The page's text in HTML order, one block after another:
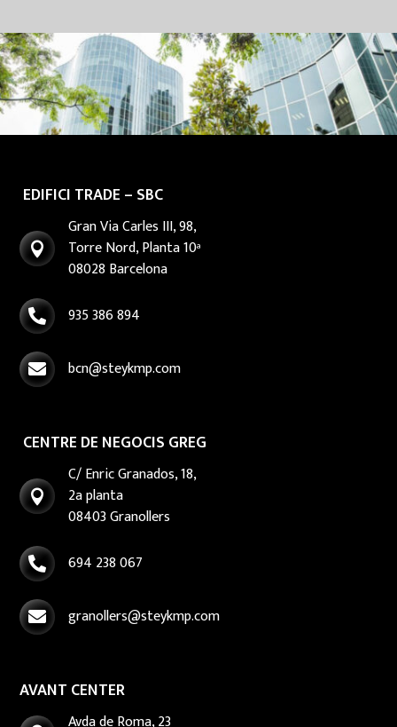
EDIFICI TRADE – SBC

Gran Via Carles III, 98,
Torre Nord, Planta 10ª
08028 Barcelona
 935 386 894
 bcn@steykmp.com
CENTRE DE NEGOCIS GREG

C/ Enric Granados, 18,
2a planta
08403 Granollers
 694 238 067
 granollers@steykmp.com
AVANT CENTER